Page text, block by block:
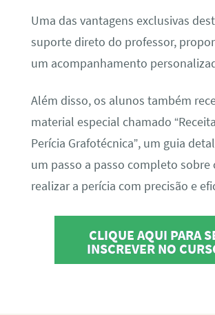
Uma das vantagens exclusivas
suporte direto do professor,
um acompanhamento
Além disso, os alunos também
material especial chamado
Perícia Grafotécnica”, um guia
um passo a passo completo sobre
realizar a perícia com precisão e
CLIQUE AQUI PARA
INSCREVER NO